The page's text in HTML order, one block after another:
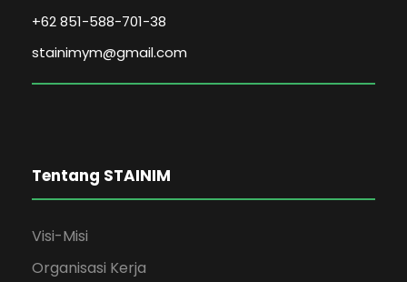
+62 851-588-701-38
stainimym@gmail.com
Tentang STAINIM
Visi-Misi
Organisasi Kerja